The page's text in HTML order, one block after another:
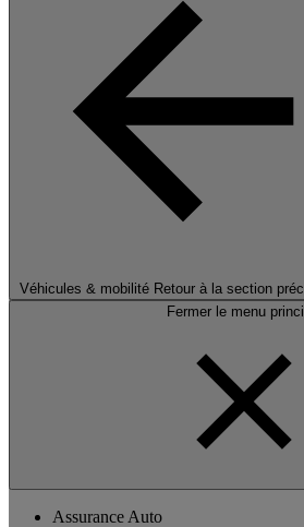
Véhicules & mobilité Retour à la section
Fermer le menu
Assurance Auto